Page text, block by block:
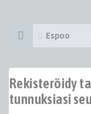
Espoo
Rekisteröidy
tunnuksiasi